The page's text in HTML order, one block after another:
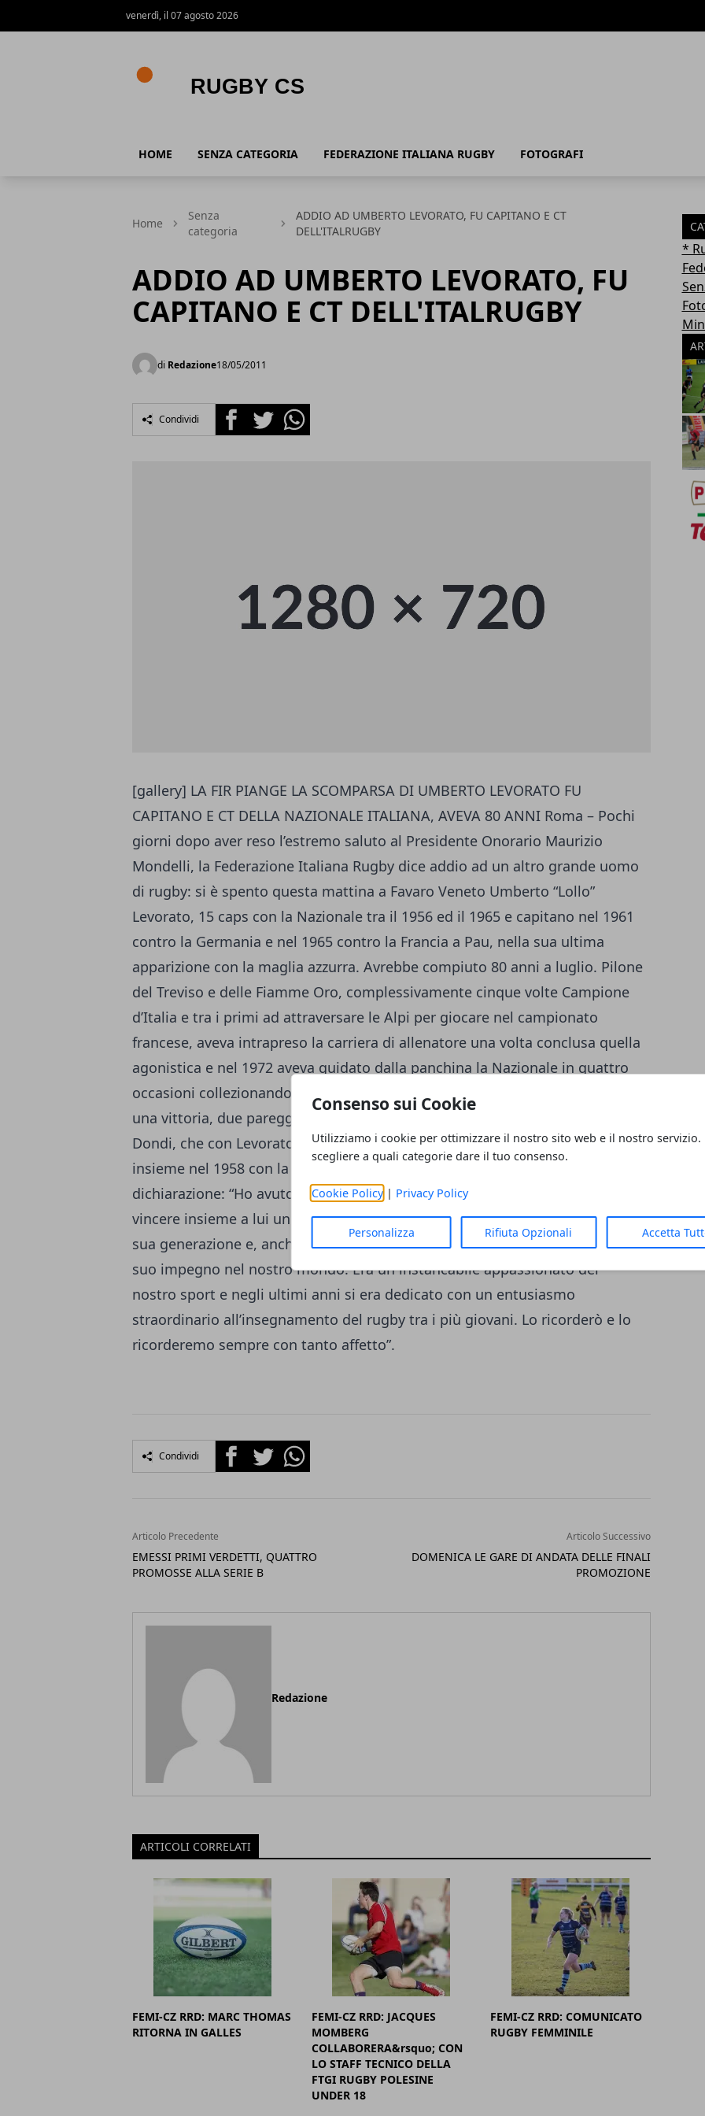
Consenso sui Cookie
Utilizziamo i cookie per ottimizzare il nostro sito web e il nostro servizio.
scegliere a quali categorie dare il tuo consenso.
Cookie Policy| Privacy Policy
Personalizza Rifiuta Opzionali Accetta
venerdì, il 07 agosto 2026
HOME SENZA CATEGORIA FEDERAZIONE ITALIANA RUGBY FOTOGRAFI
Home
Senza
categoria
ADDIO AD UMBERTO LEVORATO, FU CAPITANO E CT
DELL'ITALRUGBY
ADDIO AD UMBERTO LEVORATO, FU
CAPITANO E CT DELL'ITALRUGBY
di Redazione18/05/2011
Condividi FacebookTwitterWhatsapp
[gallery] LA FIR PIANGE LA SCOMPARSA DI UMBERTO LEVORATO FU
CAPITANO E CT DELLA NAZIONALE ITALIANA, AVEVA 80 ANNI Roma – Pochi
giorni dopo aver reso l’estremo saluto al Presidente Onorario Maurizio
Mondelli, la Federazione Italiana Rugby dice addio ad un altro grande uomo
di rugby: si è spento questa mattina a Favaro Veneto Umberto “Lollo”
Levorato, 15 caps con la Nazionale tra il 1956 ed il 1965 e capitano nel 1961
contro la Germania e nel 1965 contro la Francia a Pau, nella sua ultima
apparizione con la maglia azzurra. Avrebbe compiuto 80 anni a luglio. Pilone
del Treviso e delle Fiamme Oro, complessivamente cinque volte Campione
d’Italia e tra i primi ad attraversare le Alpi per giocare nel campionato
francese, aveva intrapreso la carriera di allenatore una volta conclusa quella
agonistica e nel 1972 aveva guidato dalla panchina la Nazionale in quattro
occasioni collezionando – insieme a Gianni Del Bono e Sergio Del Grande –
una vittoria, due pareggi ed una sconfitta. Il Presidente federale Giancarlo
Dondi, che con Levorato aveva diviso la gioia per lo scudetto conquistato
insieme nel 1958 con la maglia delle Fiamme Oro, ha rilasciato la seguente
dichiarazione: “Ho avuto il piacere e la fortuna di giocare con Lollo e di
vincere insieme a lui un titolo italiano: è stato un giocatore-simbolo della
sua generazione e, anche una volta appesi gli scarpini, si era distinto per il
suo impegno nel nostro mondo. Era un instancabile appassionato del
nostro sport e negli ultimi anni si era dedicato con un entusiasmo
straordinario all’insegnamento del rugby tra i più giovani. Lo ricorderò e lo
ricorderemo sempre con tanto affetto”.
Condividi FacebookTwitterWhatsapp
Articolo Precedente
EMESSI PRIMI VERDETTI, QUATTRO
PROMOSSE ALLA SERIE B
Articolo Successivo
DOMENICA LE GARE DI ANDATA DELLE FINALI
PROMOZIONE
Redazione
ARTICOLI CORRELATI
FEMI-CZ RRD: MARC THOMAS
RITORNA IN GALLES
FEMI-CZ RRD: JACQUES
MOMBERG
COLLABORERA&rsquo; CON
LO STAFF TECNICO DELLA
FTGI RUGBY POLESINE
UNDER 18
FEMI-CZ RRD: COMUNICATO
RUGBY FEMMINILE
*